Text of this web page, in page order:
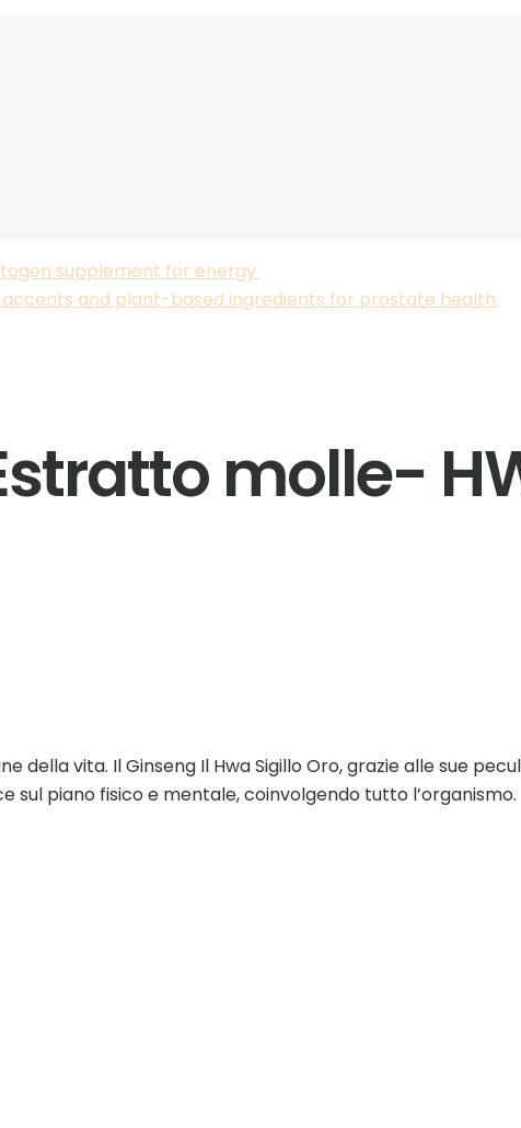
molle-
della vita. Il Ginseng Il Hwa Sigillo Oro, grazie alle sue
piano fisico e mentale, coinvolgendo tutto l’organismo.